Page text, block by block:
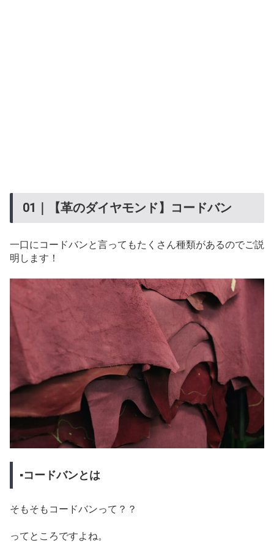
01｜【革のダイヤモンド】コードバン
一口にコードバンと言ってもたくさん種類があるのでご説
明します！
▪コードバンとは
そもそもコードバンって？？
ってところですよね。